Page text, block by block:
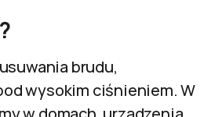
brudu,
wysokim ciśnieniem. W